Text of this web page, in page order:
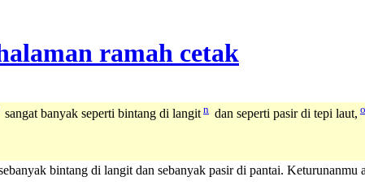
sangat banyak seperti bintang di langit n dan seperti pasir di tepi laut, o
bintang di langit dan sebanyak pasir di pantai. Keturunanmu